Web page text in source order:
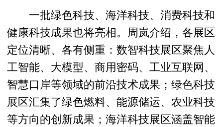
一批绿色科技、海洋科技、消费科技和
健康科技成果也将亮相。周岚介绍，各展区
定位清晰、各有侧重：数智科技展区聚焦人
工智能、大模型、商用密码、工业互联网、
智慧口岸等领域的前沿技术成果；绿色科技
展区汇集了绿色燃料、能源储运、农业科技
等方向的创新成果；海洋科技展区涵盖智能